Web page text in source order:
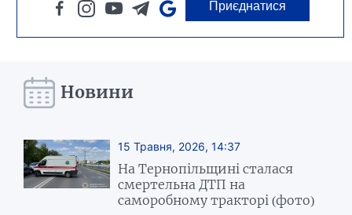
Приєднатися
Новини
15 Травня, 2026, 14:37
На Тернопільщині сталася
смертельна ДТП на
саморобному тракторі (фото)